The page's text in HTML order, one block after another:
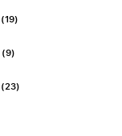
(19)
(9)
(23)